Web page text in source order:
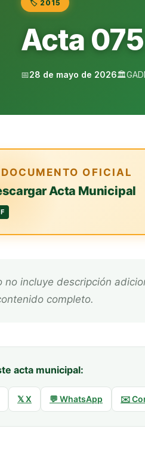
🏷️ 2015
Acta
📅28 de mayo de 2026🏛️
DOCUMENTO OFICIAL
Acta Municipal
completo.
acta municipal:
𝕏 X 💬 WhatsApp ✉️